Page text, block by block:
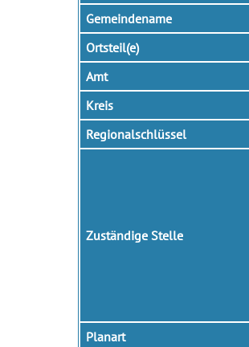
Gemeindename
Ortsteil(e)
Amt
Kreis
Regionalschlüssel
Zuständige Stelle
Planart